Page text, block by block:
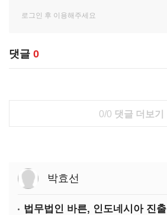
댓글 0
0/0 댓글 더보기
박효선
법무법인 바른, 인도네시아 진출